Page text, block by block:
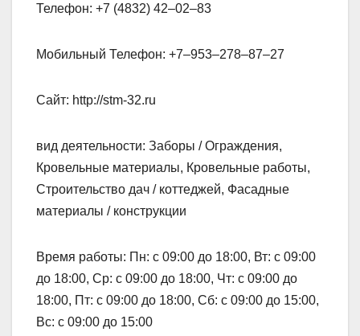
Телефон: +7 (4832) 42‒02‒83
Мобильный Телефон: +7‒953‒278‒87‒27
Сайт: http://stm-32.ru
вид деятельности: Заборы / Ограждения,
Кровельные материалы, Кровельные работы,
Строительство дач / коттеджей, Фасадные
материалы / конструкции
Время работы: Пн: с 09:00 до 18:00, Вт: с 09:00
до 18:00, Ср: с 09:00 до 18:00, Чт: с 09:00 до
18:00, Пт: с 09:00 до 18:00, Сб: с 09:00 до 15:00,
Вс: с 09:00 до 15:00